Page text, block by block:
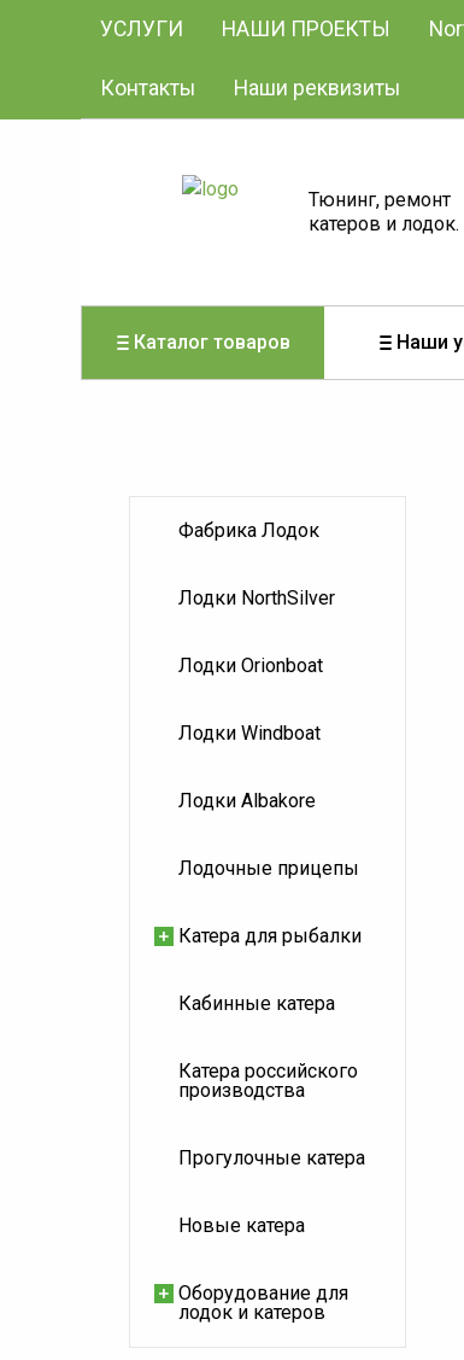
УСЛУГИ НАШИ ПРОЕКТЫ
Контакты Наши реквизиты
Тюнинг, ремонт
катеров и лодок.
Каталог товаров Наши
Фабрика Лодок
Лодки NorthSilver
Лодки Orionboat
Лодки Windboat
Лодки Albakore
Лодочные прицепы
Катера для рыбалки
Кабинные катера
Катера российского
производства
Прогулочные катера
Новые катера
Оборудование для
лодок и катеров